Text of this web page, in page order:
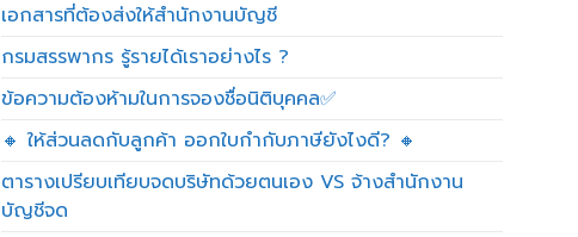
เอกสารที่ต้องส่งให้สำนักงานบัญชี
กรมสรรพากร รู้รายได้เราอย่างไร ?
ข้อความต้องห้ามในการจองชื่อนิติบุคคล✅
🔸 ให้ส่วนลดกับลูกค้า ออกใบกำกับภาษียังไงดี? 🔸
ตารางเปรียบเทียบจดบริษัทด้วยตนเอง VS จ้างสำนักงาน
บัญชีจด